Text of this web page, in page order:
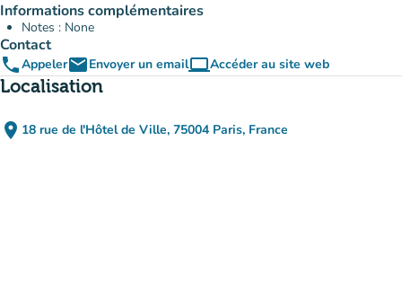
Informations complémentaires
Notes : None
Contact
phoneAppeleremailEnvoyer un emailcomputerAccéder au site web
(nouvel onglet)
Localisation
place 18 rue de l'Hôtel de Ville, 75004 Paris, France
(ouvrir dans Google Maps)
(nouvel onglet)